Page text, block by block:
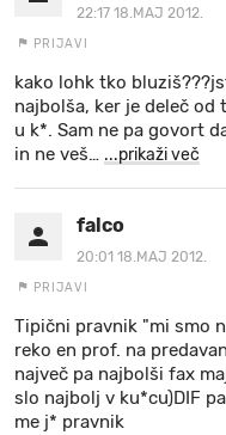
22:17 18.MAJ 2012.
PRIJAVI
kako lohk tko
najbolša, ker je deleč
u k*. Sam ne pa govort
in ne veš… ...prikaži več
falco
20:01 18.MAJ 2012.
PRIJAVI
Tipični pravnik "mi smo
reko en prof. na
največ pa najbolši fax
slo najbolj v ku*cu)DIF
me j* pravnik